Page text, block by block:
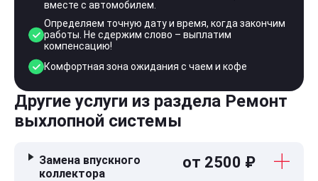
вместе с автомобилем.
Определяем точную дату и время, когда закончим
работы. Не сдержим слово – выплатим
компенсацию!
Комфортная зона ожидания с чаем и кофе
Другие услуги из раздела Ремонт
выхлопной системы
Замена впускного
коллектора
от 2500 ₽